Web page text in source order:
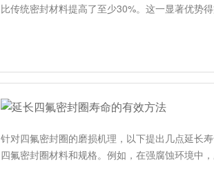
比传统密封材料提高了至少30%。这一显著优势
针对四氟密封圈的磨损机理，以下提出几点延长
四氟密封圈材料和规格。例如，在强腐蚀环境中